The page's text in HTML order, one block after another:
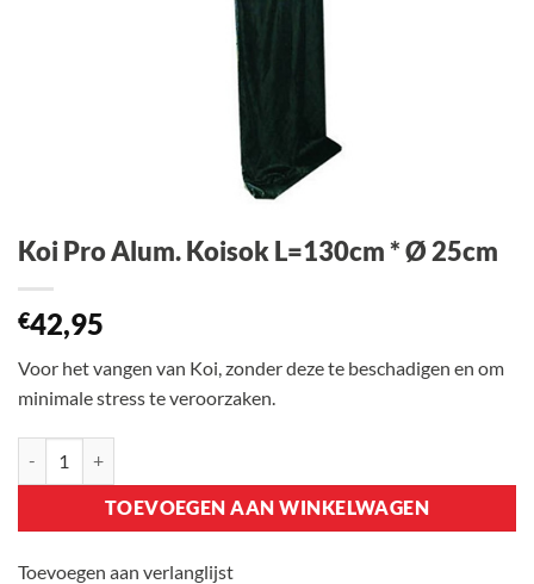
Koi Pro Alum. Koisok L=130cm * Ø 25cm
€42,95
Voor het vangen van Koi, zonder deze te beschadigen en om
minimale stress te veroorzaken.
TOEVOEGEN AAN WINKELWAGEN
Toevoegen aan verlanglijst